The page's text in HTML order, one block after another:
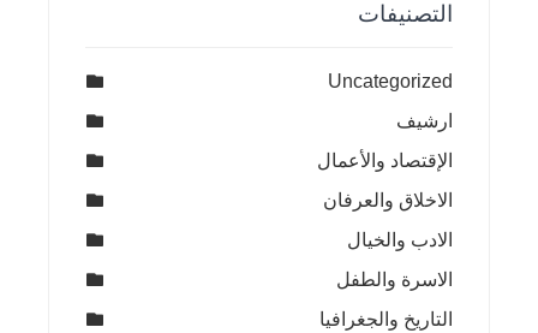
التصنيفات
Uncategorized
ارشيف
الإقتصاد والأعمال
الاخلاق والعرفان
الادب والخيال
الاسرة والطفل
التاريخ والجغرافيا